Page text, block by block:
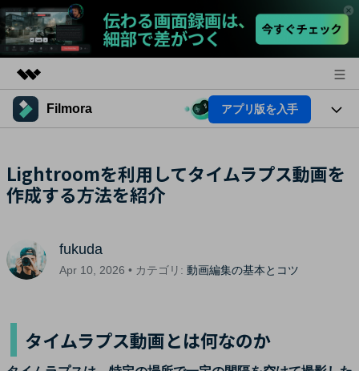
製品
ユーティリティ
概要
ソリューション
企業情報
サポート
Filmora アプリ版を入手
プラットフォーム
AI機能
AIヒント
活用法
Filmoraのユーザー層
動画編集のコツ
サポート
Lightroomを利用してタイムラプス動画を
作成する方法を紹介
fukuda
Apr 10, 2026 • カテゴリ: 動画編集の基本とコツ
タイムラプス動画とは何なのか